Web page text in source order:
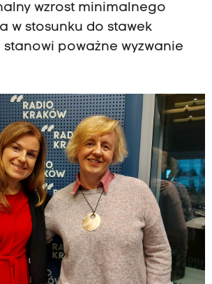
wzrost minimalnego
w stosunku do stawek
poważne wyzwanie